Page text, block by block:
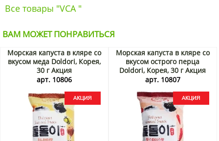
Все товары "VCA "
ВАМ МОЖЕТ ПОНРАВИТЬСЯ
Морская капуста в кляре со
вкусом меда Doldori, Корея,
30 г Акция
арт. 10806
Морская капуста в кляре со
вкусом острого перца
Doldori, Корея, 30 г Акция
арт. 10807